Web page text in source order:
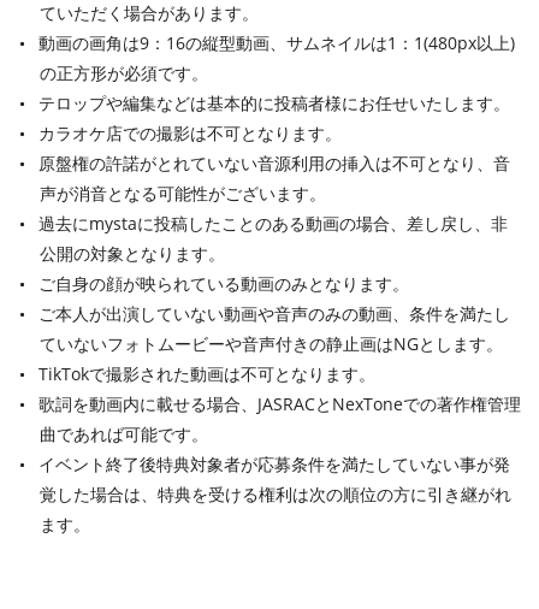
ていただく場合があります。
動画の画角は9：16の縦型動画、サムネイルは1：1(480px以上)
の正方形が必須です。
テロップや編集などは基本的に投稿者様にお任せいたします。
カラオケ店での撮影は不可となります。
原盤権の許諾がとれていない音源利用の挿入は不可となり、音
声が消音となる可能性がございます。
過去にmystaに投稿したことのある動画の場合、差し戻し、非
公開の対象となります。
ご自身の顔が映られている動画のみとなります。
ご本人が出演していない動画や音声のみの動画、条件を満たし
ていないフォトムービーや音声付きの静止画はNGとします。
TikTokで撮影された動画は不可となります。
歌詞を動画内に載せる場合、JASRACとNexToneでの著作権管理
曲であれば可能です。
イベント終了後特典対象者が応募条件を満たしていない事が発
覚した場合は、特典を受ける権利は次の順位の方に引き継がれ
ます。